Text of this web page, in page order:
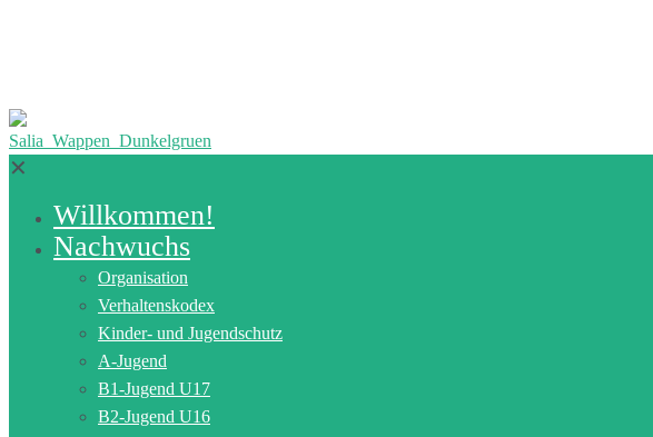
✕
Willkommen!
Nachwuchs
Organisation
Verhaltenskodex
Kinder- und Jugendschutz
A-Jugend
B1-Jugend U17
B2-Jugend U16